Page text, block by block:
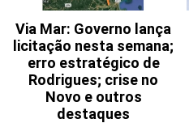
Via Mar: Governo lança
licitação nesta semana;
erro estratégico de
Rodrigues; crise no
Novo e outros
destaques